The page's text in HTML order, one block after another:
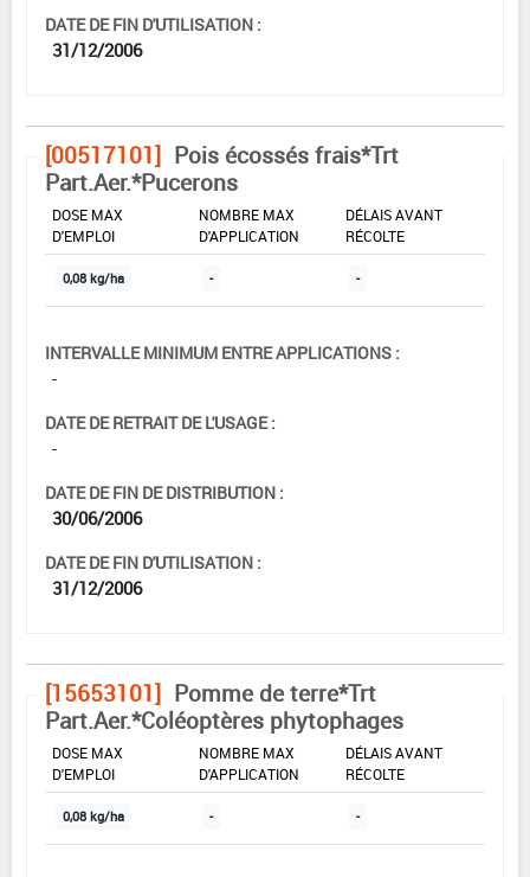
DATE DE FIN D'UTILISATION :
31/12/2006
[00517101] Pois écossés frais*Trt
Part.Aer.*Pucerons
DOSE MAX
D'EMPLOI
NOMBRE MAX
D'APPLICATION
DÉLAIS AVANT
RÉCOLTE
0,08 kg/ha - -
INTERVALLE MINIMUM ENTRE APPLICATIONS :
-
DATE DE RETRAIT DE L'USAGE :
-
DATE DE FIN DE DISTRIBUTION :
30/06/2006
DATE DE FIN D'UTILISATION :
31/12/2006
[15653101] Pomme de terre*Trt
Part.Aer.*Coléoptères phytophages
DOSE MAX
D'EMPLOI
NOMBRE MAX
D'APPLICATION
DÉLAIS AVANT
RÉCOLTE
0,08 kg/ha - -